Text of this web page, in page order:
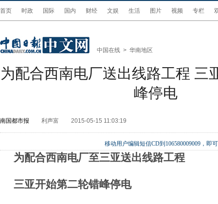
首页 时政 国际 国内 财经 文娱 生活 图片 视频 专栏
中国在线 > 华南地区
为配合西南电厂送出线路工程 三
峰停电
南国都市报 利声富 2015-05-15 11:03:19
移动用户编辑短信CD到106580009009，即
为配合西南电厂至三亚送出线路工程
三亚开始第二轮错峰停电